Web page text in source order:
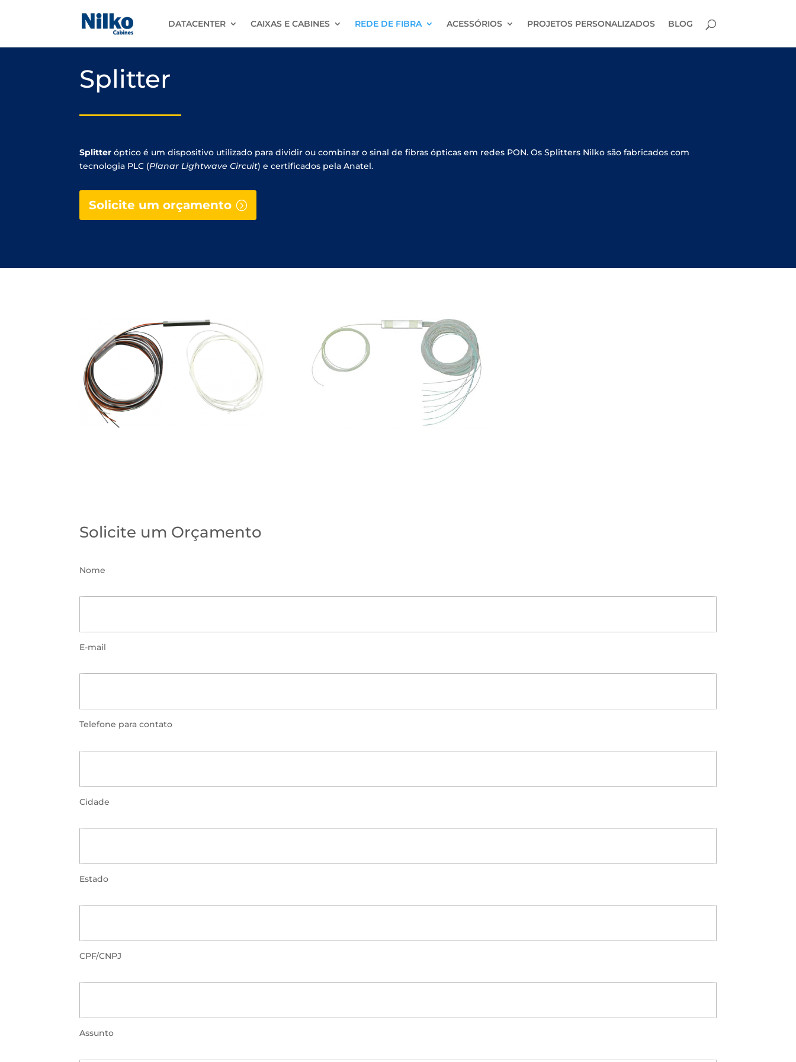
DATACENTER CAIXAS E CABINES REDE DE FIBRA ACESSÓRIOS PROJETOS PERSONALIZADOS BLOG
Splitter
Splitter óptico é um dispositivo utilizado para dividir ou combinar o sinal de fibras ópticas em redes PON. Os Splitters Nilko são fabricados com
tecnologia PLC (Planar Lightwave Circuit) e certificados pela Anatel.
Solicite um orçamento
Solicite um Orçamento
Nome
E-mail
Telefone para contato
Cidade
Estado
CPF/CNPJ
Assunto